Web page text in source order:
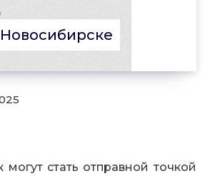
стать отправной точкой